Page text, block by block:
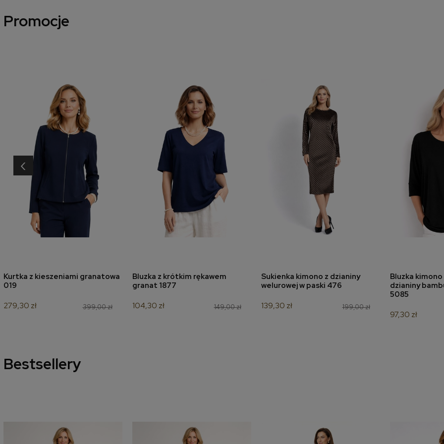
Promocje
dodaj do koszyka
Kurtka z kieszeniami granatowa
019
399,00 zł
279,30 zł
dodaj do koszyka
Bluzka z krótkim rękawem
granat 1877
149,00 zł
104,30 zł
dodaj do koszyka
Sukienka kimono z dzianiny
welurowej w paski 476
199,00 zł
139,30 zł
dodaj
Bluzka
dzianiny
5085
97,30 zł
‹
Bestsellery